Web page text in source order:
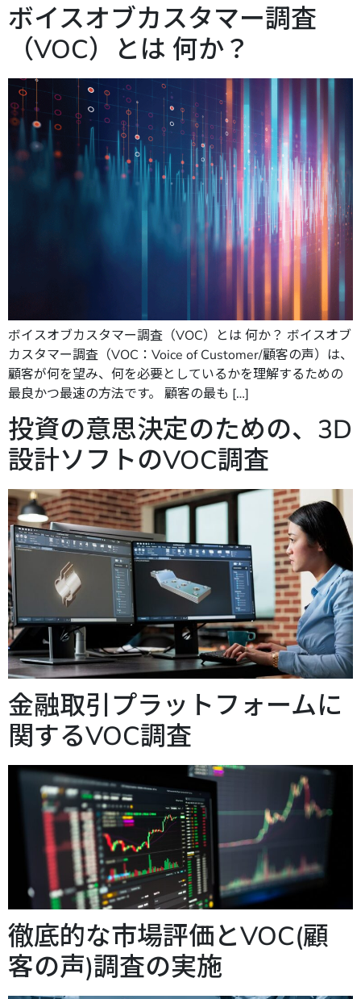
ボイスオブカスタマー調査
（VOC）とは 何か？
ボイスオブカスタマー調査（VOC）とは 何か？ ボイスオブ
カスタマー調査（VOC：Voice of Customer/顧客の声）は、
顧客が何を望み、何を必要としているかを理解するための
最良かつ最速の方法です。 顧客の最も […]
投資の意思決定のための、3D
設計ソフトのVOC調査
金融取引プラットフォームに
関するVOC調査
徹底的な市場評価とVOC(顧
客の声)調査の実施